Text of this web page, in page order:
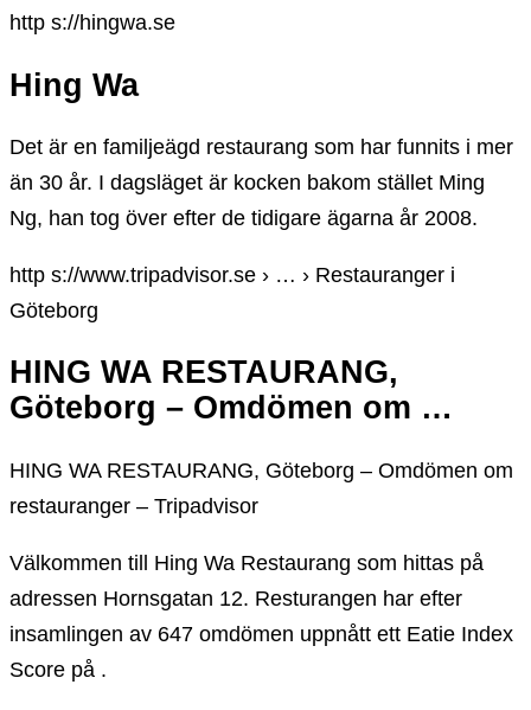
http s://hingwa.se
Hing Wa
Det är en familjeägd restaurang som har funnits i mer
än 30 år. I dagsläget är kocken bakom stället Ming
Ng, han tog över efter de tidigare ägarna år 2008.
http s://www.tripadvisor.se › … › Restauranger i
Göteborg
HING WA RESTAURANG,
Göteborg – Omdömen om …
HING WA RESTAURANG, Göteborg – Omdömen om
restauranger – Tripadvisor
Välkommen till Hing Wa Restaurang som hittas på
adressen Hornsgatan 12. Resturangen har efter
insamlingen av 647 omdömen uppnått ett Eatie Index
Score på .